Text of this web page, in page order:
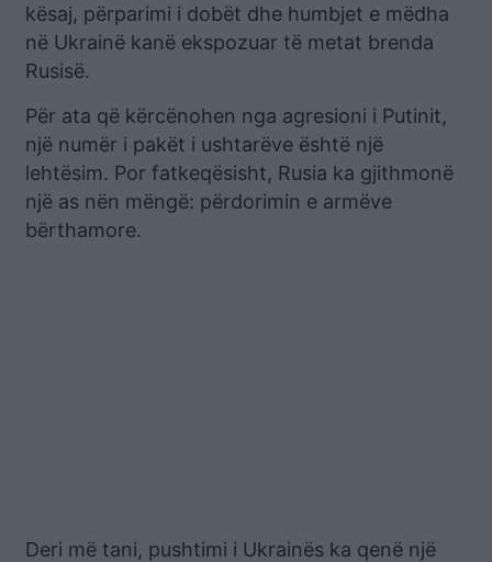
kësaj, përparimi i dobët dhe humbjet e mëdha
në Ukrainë kanë ekspozuar të metat brenda
Rusisë.
Për ata që kërcënohen nga agresioni i Putinit,
një numër i pakët i ushtarëve është një
lehtësim. Por fatkeqësisht, Rusia ka gjithmonë
një as nën mëngë: përdorimin e armëve
bërthamore.
Deri më tani, pushtimi i Ukrainës ka qenë një